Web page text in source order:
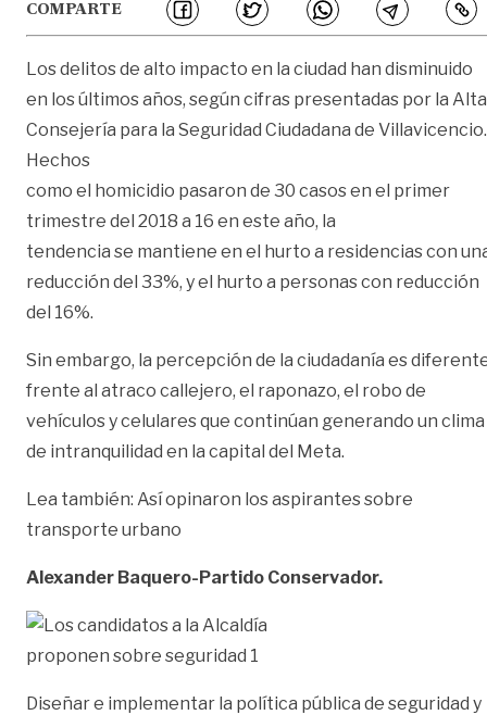
COMPARTE
Los delitos de alto impacto en la ciudad han disminuido
en los últimos años, según cifras presentadas por la Alta
Consejería para la Seguridad Ciudadana de Villavicencio.
Hechos
como el homicidio pasaron de 30 casos en el primer
trimestre del 2018 a 16 en este año, la
tendencia se mantiene en el hurto a residencias con
reducción del 33%, y el hurto a personas con reducción
del 16%.
Sin embargo, la percepción de la ciudadanía es
frente al atraco callejero, el raponazo, el robo de
vehículos y celulares que continúan generando un clima
de intranquilidad en la capital del Meta.
Lea también: Así opinaron los aspirantes sobre
transporte urbano
Alexander Baquero-Partido Conservador.
Diseñar e implementar la política pública de seguridad y